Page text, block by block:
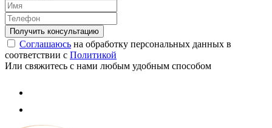
Соглашаюсь на обработку персональных данных в
соответствии с Политикой
Или свяжитесь с нами любым удобным способом